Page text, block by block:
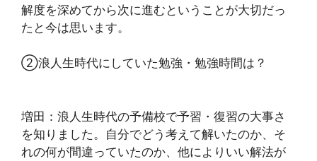
解度を深めてから次に進むということが大切だっ
たと今は思います。
②浪人生時代にしていた勉強・勉強時間は？
増田：浪人生時代の予備校で予習・復習の大事さ
を知りました。自分でどう考えて解いたのか、そ
れの何が間違っていたのか、他によりいい解法が